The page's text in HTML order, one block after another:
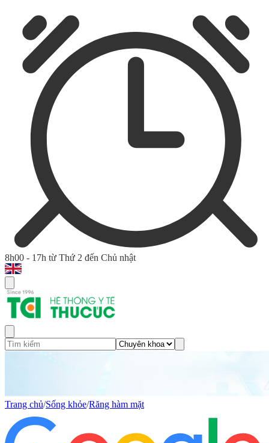
8h00 - 17h từ Thứ 2 đến Chủ nhật
Trang chủ/Sống khỏe/Răng hàm mặt